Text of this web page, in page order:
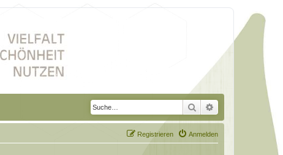
Suche Erweiterte Suche
Anmelden
Registrieren